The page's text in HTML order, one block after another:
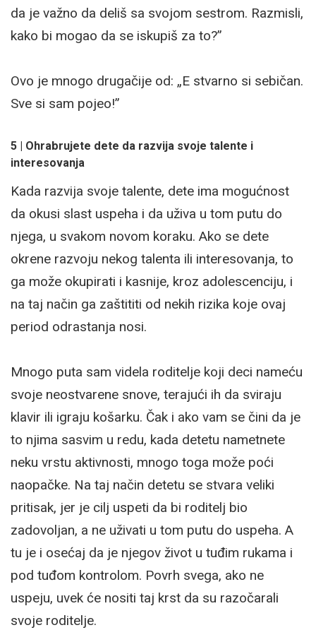
da je važno da deliš sa svojom sestrom. Razmisli,
kako bi mogao da se iskupiš za to?”
Ovo je mnogo drugačije od: „E stvarno si sebičan.
Sve si sam pojeo!”
5 | Ohrabrujete dete da razvija svoje talente i
interesovanja
Kada razvija svoje talente, dete ima mogućnost
da okusi slast uspeha i da uživa u tom putu do
njega, u svakom novom koraku. Ako se dete
okrene razvoju nekog talenta ili interesovanja, to
ga može okupirati i kasnije, kroz adolescenciju, i
na taj način ga zaštititi od nekih rizika koje ovaj
period odrastanja nosi.
Mnogo puta sam videla roditelje koji deci nameću
svoje neostvarene snove, terajući ih da sviraju
klavir ili igraju košarku. Čak i ako vam se čini da je
to njima sasvim u redu, kada detetu nametnete
neku vrstu aktivnosti, mnogo toga može poći
naopačke. Na taj način detetu se stvara veliki
pritisak, jer je cilj uspeti da bi roditelj bio
zadovoljan, a ne uživati u tom putu do uspeha. A
tu je i osećaj da je njegov život u tuđim rukama i
pod tuđom kontrolom. Povrh svega, ako ne
uspeju, uvek će nositi taj krst da su razočarali
svoje roditelje.